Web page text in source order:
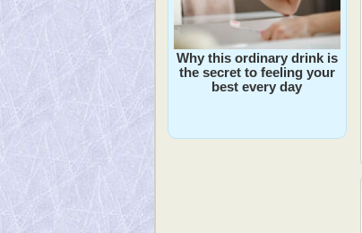
Why this ordinary drink is
the secret to feeling your
best every day